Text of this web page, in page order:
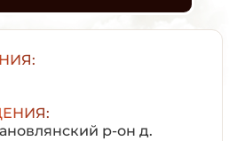
р-он д.